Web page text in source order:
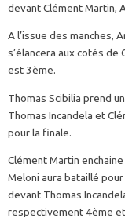
devant Clément Martin,
A l’issue des manches,
s’élancera aux cotés de
est 3ème.
Thomas Scibilia prend
Thomas Incandela et
pour la finale.
Clément Martin
Meloni aura bataillé
devant Thomas
respectivement 4ème